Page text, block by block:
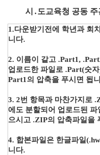
시․도교육청 공동
1.다운받기전에 학년과 회
니다.
2. 이름이 같고 .Part1,
업로드한 파일로 .Part(숫
Part1의 압축을 푸시면 됩
3. 2번 항목과 마찬가지로
에도 분할되어 업로드된
으시고 .ZIP의 압축파일을
4. 합본파일은 한글파일
니다.